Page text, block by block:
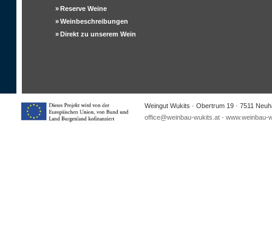
»Reserve Weine
»Weinbeschreibungen
»Direkt zu unserem Wein
Weingut Wukits · Obertrum 19 · 7511
office@weinbau-wukits.at · www.weinbau-